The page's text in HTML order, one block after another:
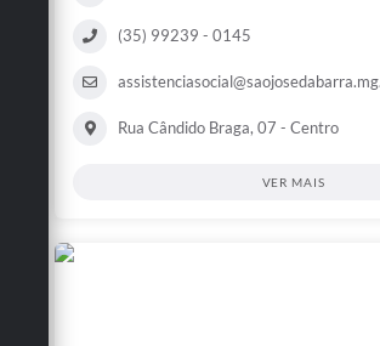
(35) 99239 - 0145
Rua Cândido Braga, 07 - Centro
VER MAIS